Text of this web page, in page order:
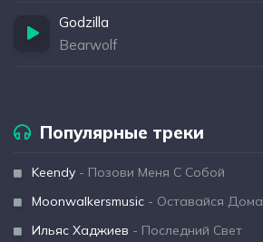
Godzilla
Bearwolf
Популярные треки
Keendy - Позови Меня С Собой
Moonwalkersmusic - Оставайся Дома
Ильяс Хаджиев - Последний Свет